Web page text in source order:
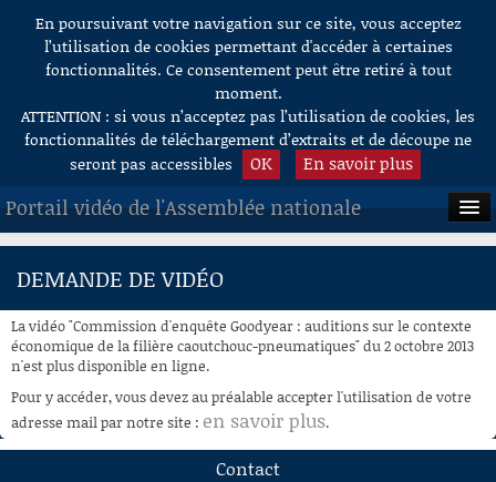
Aller au contenu
En poursuivant votre navigation sur ce site, vous acceptez
l’utilisation de cookies permettant d'accéder à certaines
fonctionnalités. Ce consentement peut être retiré à tout
moment.
ATTENTION : si vous n’acceptez pas l’utilisation de cookies, les
fonctionnalités de téléchargement d’extraits et de découpe ne
seront pas accessibles
OK En savoir plus
Portail vidéo de l'Assemblée nationale
ACCUEIL
À LA DEMANDE
RECHERCHE
AIDE À LA DÉCOUPE
DE VIDÉOS
DEMANDE DE VIDÉO
La vidéo "Commission d'enquête Goodyear : auditions sur le contexte
économique de la filière caoutchouc-pneumatiques" du 2 octobre 2013
n'est plus disponible en ligne.
Pour y accéder, vous devez au préalable accepter l'utilisation de votre
adresse mail par notre site : en savoir plus.
Contact